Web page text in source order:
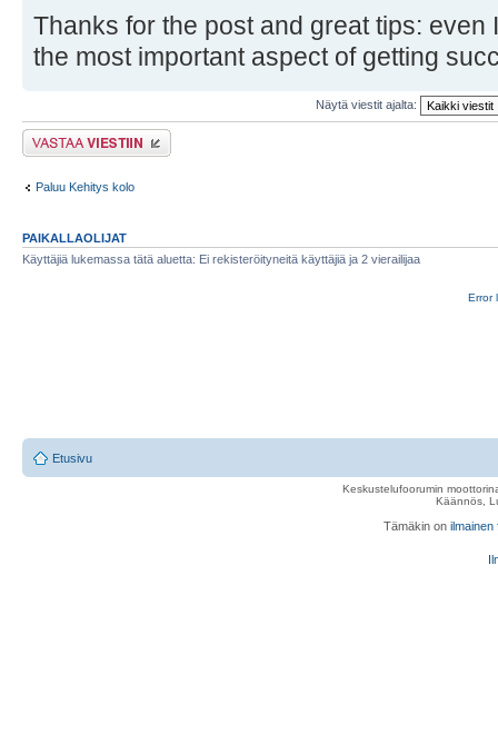
Thanks for the post and great tips:
the most important aspect of getting
Näytä viestit ajalta:
Lähetä vastaus
Paluu Kehitys kolo
PAIKALLAOLIJAT
Käyttäjiä lukemassa tätä aluetta: Ei rekisteröityneitä käyttäjiä ja 2 vierailijaa
Error
Etusivu
Keskustelufoorumin
Käännös,
Tämäkin on ilmainen